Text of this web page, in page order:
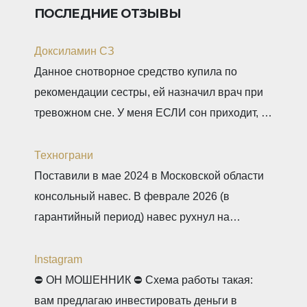
ПОСЛЕДНИЕ ОТЗЫВЫ
Доксиламин СЗ
Данное снотворное средство купила по
рекомендации сестры, ей назначил врач при
тревожном сне. У меня ЕСЛИ сон приходит, то
слово ЕСЛИ. Мне препарат хорошо помогает,
засыпаю быстро, даже утром встаю без
будильника. С утра всегда чувствую себя
отдохнувшей, даже просыпаюсь с отличным
Технограни
Поставили в мае 2024 в Московской области
консольный навес. В феврале 2026 (в
гарантийный период) навес рухнул на
ущерба компания отказалась. Мы сделали
экспертизу с приглашением представителей
(выводы: ошибки просчета конструктива,
Instagram
⛔️ ОН МОШЕННИК ⛔️ Схема работы такая:
вам предлагаю инвестировать деньги в